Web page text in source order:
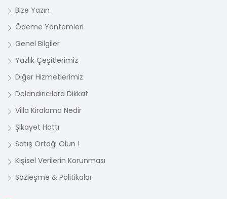
Bize Yazın
Ödeme Yöntemleri
Genel Bilgiler
Yazlık Çeşitlerimiz
Diğer Hizmetlerimiz
Dolandırıcılara Dikkat
Villa Kiralama Nedir
Şikayet Hattı
Satış Ortağı Olun !
Kişisel Verilerin Korunması
Sözleşme & Politikalar